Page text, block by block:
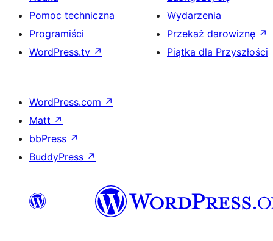
Pomoc techniczna
Programiści
WordPress.tv ↗
Wydarzenia
Przekaż darowiznę ↗
Piątka dla Przyszłości
WordPress.com ↗
Matt ↗
bbPress ↗
BuddyPress ↗